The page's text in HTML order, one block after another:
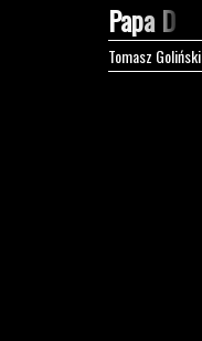
Papa D
Tomasz Goliński